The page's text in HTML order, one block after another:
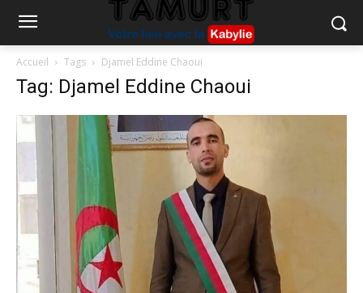
Accueil Tags Djamel Eddine Chaoui
Tag: Djamel Eddine Chaoui